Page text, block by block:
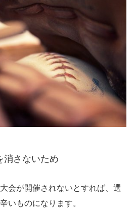
消さないため
会が開催されないとすれば、選
いものになります。